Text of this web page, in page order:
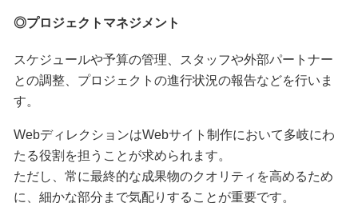
◎プロジェクトマネジメント
スケジュールや予算の管理、スタッフや外部パートナー
との調整、プロジェクトの進行状況の報告などを行いま
す。
WebディレクションはWebサイト制作において多岐にわ
たる役割を担うことが求められます。
ただし、常に最終的な成果物のクオリティを高めるため
に、細かな部分まで気配りすることが重要です。